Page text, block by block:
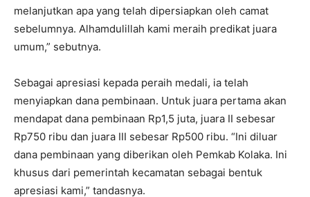
melanjutkan apa yang telah dipersiapkan oleh camat
sebelumnya. Alhamdulillah kami meraih predikat juara
umum,” sebutnya.
Sebagai apresiasi kepada peraih medali, ia telah
menyiapkan dana pembinaan. Untuk juara pertama akan
mendapat dana pembinaan Rp1,5 juta, juara II sebesar
Rp750 ribu dan juara III sebesar Rp500 ribu. “Ini diluar
dana pembinaan yang diberikan oleh Pemkab Kolaka. Ini
khusus dari pemerintah kecamatan sebagai bentuk
apresiasi kami,” tandasnya.